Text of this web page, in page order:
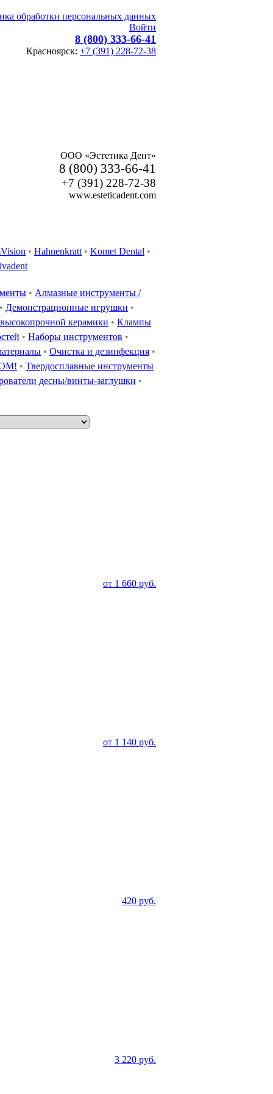
обработки персональных данных
Войти
8 (800) 333-66-41
Красноярск: +7 (391) 228-72-38
ООО «Эстетика Дент»
8 (800) 333-66-41
+7 (391) 228-72-38
www.esteticadent.com
• Hahnenkratt • Komet Dental •
• Алмазные инструменты /
• Демонстрационные игрушки •
керамики • Клампы
• Наборы инструментов •
• Очистка и дезинфекция •
• Твердосплавные инструменты
десны/винты-заглушки •
от 1 660 руб.
от 1 140 руб.
420 руб.
3 220 руб.